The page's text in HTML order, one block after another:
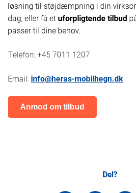
løsning til støjdæmpning i din
dag, eller få etuforpligtende tilbud
passer til dine behov.
Telefon: +45 7011 1207
Email: info@heras-mobilhegn.dk
Anmod om tilbud
Del?